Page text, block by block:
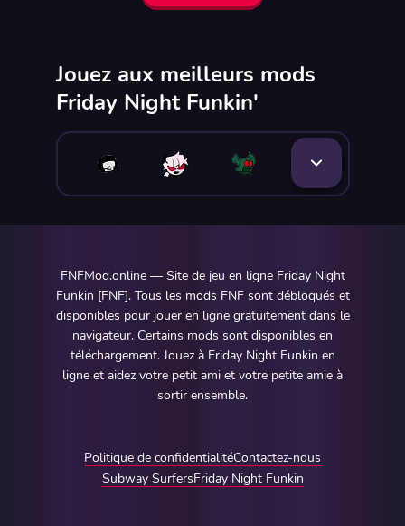
Jouez aux meilleurs mods
Friday Night Funkin'
FNFMod.online — Site de jeu en ligne Friday Night
Funkin [FNF]. Tous les mods FNF sont débloqués et
disponibles pour jouer en ligne gratuitement dans le
navigateur. Certains mods sont disponibles en
téléchargement. Jouez à Friday Night Funkin en
ligne et aidez votre petit ami et votre petite amie à
sortir ensemble.
Politique de confidentialitéContactez-nous
Subway SurfersFriday Night Funkin